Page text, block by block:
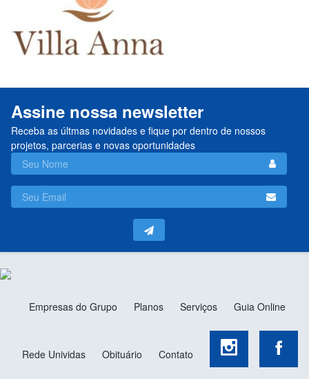
Assine nossa newsletter
Receba as últmas novidades e fique por dentro de nossos
projetos, parcerias e novas oportunidades
Empresas do Grupo Planos Serviços Guia Online
Rede Unividas Obituário Contato